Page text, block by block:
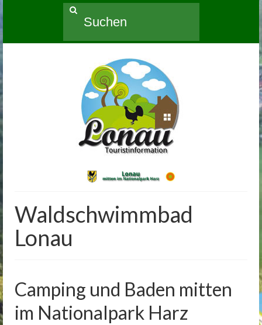
Suche
nach:
Waldschwimmbad
Lonau
Camping und Baden mitten
im Nationalpark Harz